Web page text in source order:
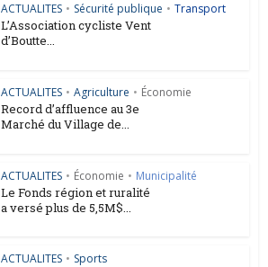
ACTUALITES • Sécurité publique • Transport
L’Association cycliste Vent
d’Boutte...
ACTUALITES • Agriculture • Économie
Record d’affluence au 3e
Marché du Village de...
ACTUALITES • Économie • Municipalité
Le Fonds région et ruralité
a versé plus de 5,5M$...
ACTUALITES • Sports